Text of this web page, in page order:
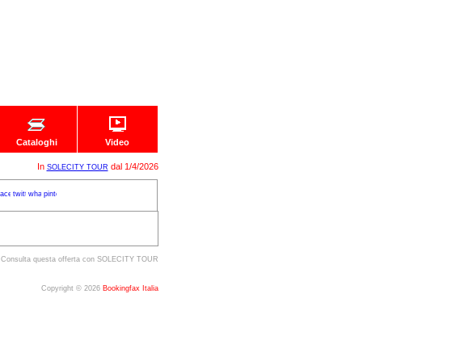
Cataloghi Video
In SOLECITY TOUR dal 1/4/2026
Consulta questa offerta con SOLECITY TOUR
Copyright © 2026 Bookingfax Italia